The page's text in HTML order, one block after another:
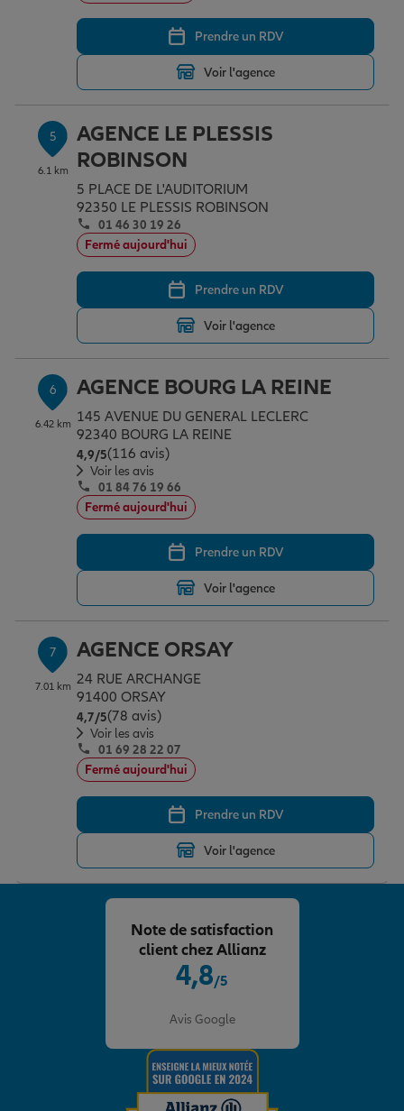
Prendre un RDV
Voir l'agence
5
6.1 km
AGENCE LE PLESSIS
ROBINSON
5 PLACE DE L'AUDITORIUM
92350 LE PLESSIS ROBINSON
01 46 30 19 26
Fermé aujourd'hui
Prendre un RDV
Voir l'agence
6
6.42 km
AGENCE BOURG LA REINE
145 AVENUE DU GENERAL LECLERC
92340 BOURG LA REINE
4,9/5Note de 4.9 sur 5
(116 avis)
Voir les avis
01 84 76 19 66
Fermé aujourd'hui
Prendre un RDV
Voir l'agence
7
7.01 km
AGENCE ORSAY
24 RUE ARCHANGE
91400 ORSAY
4,7/5Note de 4.7 sur 5
(78 avis)
Voir les avis
01 69 28 22 07
Fermé aujourd'hui
Prendre un RDV
Voir l'agence
4,8/5
Avis Google
Note de satisfaction
client chez Allianz